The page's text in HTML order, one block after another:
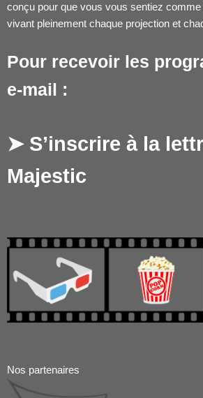
conçu pour que vous vous sentiez
vivant pleinement chaque projection et
Pour recevoir les
e‑mail :
➤ S’inscrire à la
Majestic
Nos partenaires